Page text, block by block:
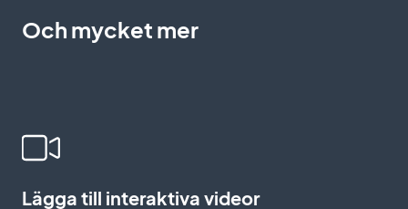
Och mycket mer
Lägga till interaktiva videor